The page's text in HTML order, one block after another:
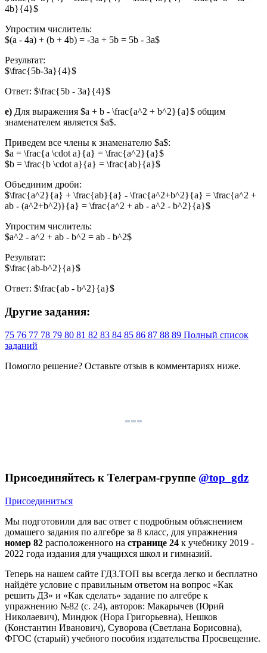
4b}{4}$
Упростим числитель:
$(a - 4a) + (b + 4b) = -3a + 5b = 5b - 3a$
Результат:
$\frac{5b-3a}{4}$
Ответ: $\frac{5b - 3a}{4}$
е) Для выражения $a + b - \frac{a^2 + b^2}{a}$ общим
знаменателем является $a$.
Приведем все члены к знаменателю $a$:
$a = \frac{a \cdot a}{a} = \frac{a^2}{a}$
$b = \frac{b \cdot a}{a} = \frac{ab}{a}$
Объединим дроби:
$\frac{a^2}{a} + \frac{ab}{a} - \frac{a^2+b^2}{a} = \frac{a^2 +
ab - (a^2+b^2)}{a} = \frac{a^2 + ab - a^2 - b^2}{a}$
Упростим числитель:
$a^2 - a^2 + ab - b^2 = ab - b^2$
Результат:
$\frac{ab-b^2}{a}$
Ответ: $\frac{ab - b^2}{a}$
Другие задания:
75 76 77 78 79 80 81 82 83 84 85 86 87 88 89 Полный список
заданий
Помогло решение? Оставьте отзыв в комментариях ниже.
Присоединяйтесь к Телеграм-группе @top_gdz
Присоединиться
Мы подготовили для вас ответ c подробным объяснением
домашего задания по алгебре за 8 класс, для упражнения
номер 82 расположенного на странице 24 к учебнику 2019 -
2022 года издания для учащихся школ и гимназий.
Теперь на нашем сайте ГДЗ.ТОП вы всегда легко и бесплатно
найдёте условие с правильным ответом на вопрос «Как
решить ДЗ» и «Как сделать» задание по алгебре к
упражнению №82 (с. 24), авторов: Макарычев (Юрий
Николаевич), Миндюк (Нора Григорьевна), Нешков
(Константин Иванович), Суворова (Светлана Борисовна),
ФГОС (старый) учебного пособия издательства Просвещение.